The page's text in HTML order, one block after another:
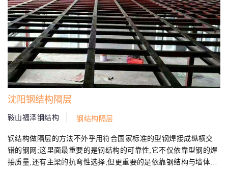
沈阳钢结构隔层
鞍山福泽钢结构 钢结构隔层
钢结构做隔层的方法不外乎用符合国家标准的型钢焊接成纵横交
错的钢网;这里面最重要的是钢结构的可靠性,它不仅依靠型钢的焊
接质量,还有主梁的抗弯性选择,但更重要的是依靠钢结构与墙体合